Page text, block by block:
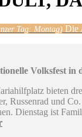
Tag: Montag) Die
Volksfest in
bieten
Russenrad und
Dienstag ist